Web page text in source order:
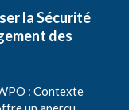
la Sécurité
des
: Contexte